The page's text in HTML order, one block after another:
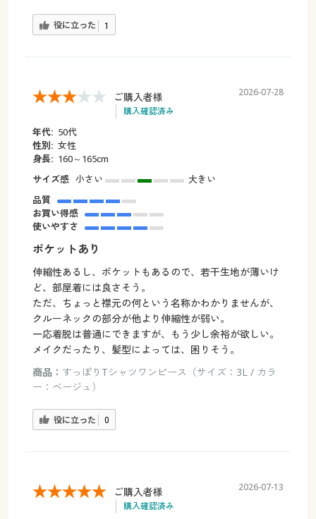
役に立った 1
ご購入者様
購入確認済み
2026-07-28
年代: 50代
性別: 女性
身長: 160～165cm
サイズ感 小さい
大きい
品質
お買い得感
使いやすさ
ポケットあり
伸縮性あるし、ポケットもあるので、若干生地が薄いけ
ど、部屋着には良さそう。
ただ、ちょっと襟元の何という名称かわかりませんが、
クルーネックの部分が他より伸縮性が弱い。
一応着脱は普通にできますが、もう少し余裕が欲しい。
メイクだったり、髪型によっては、困りそう。
商品： すっぽりTシャツワンピース（サイズ：3L / カラ
ー：ベージュ）
役に立った 0
ご購入者様
購入確認済み
2026-07-13